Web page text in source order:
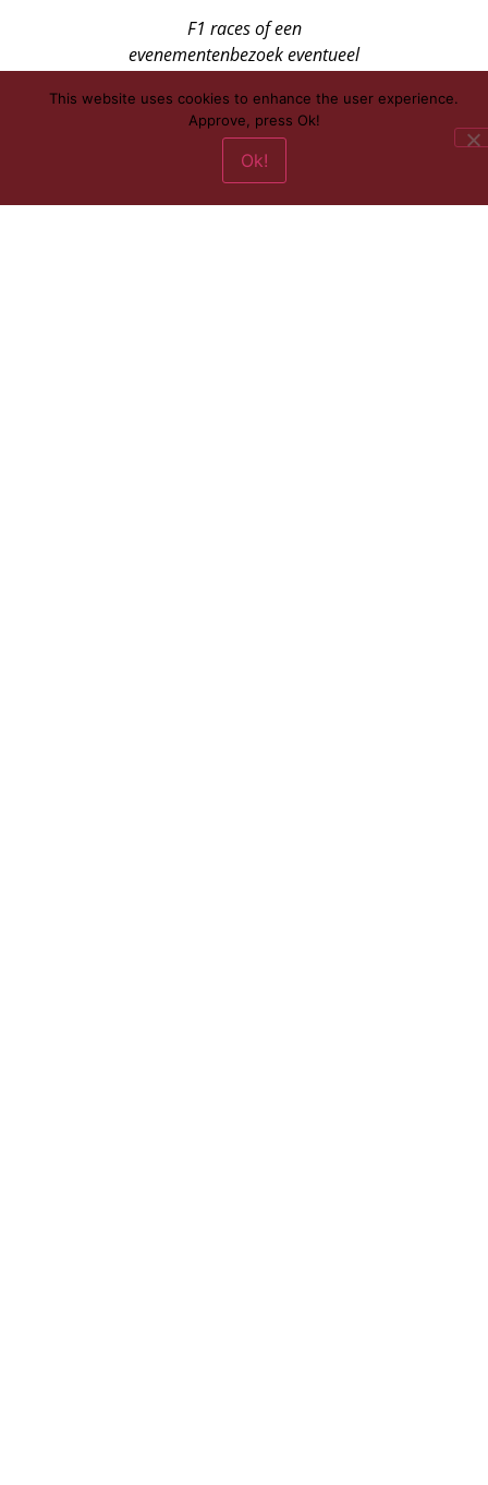
F1 races of een
evenementenbezoek eventueel
droomroutes plus
natuurwonderen en
overnachten in unieke 4* en 5*
hotels.
This website uses cookies to enhance the user experience.
Approve, press Ok!
Ok!